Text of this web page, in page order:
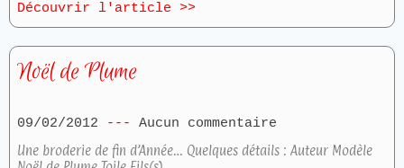
Découvrir l'article >>
Noël de Plume
09/02/2012
Aucun commentaire
Une broderie de fin d’Année… Quelques détails : Auteur Modèle